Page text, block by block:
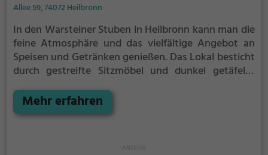
Allee 59, 74072 Heilbronn
In den Warsteiner Stuben in Heilbronn kann man die
feine Atmosphäre und das vielfältige Angebot an
Speisen und Getränken genießen. Das Lokal besticht
durch gestreifte Sitzmöbel und dunkel getäfelte
Steaks vom Schwein oder vom Angusrind. Darüber
hinaus gibt es hier auch eine große Auswahl an Bier,
Mehr erfahren